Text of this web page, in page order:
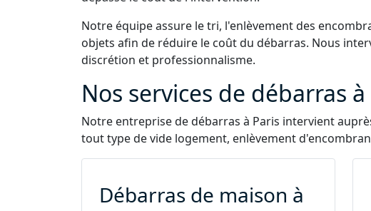
Notre équipe assure le tri, l'enlèvement des
objets afin de réduire le coût du débarras. Nous
discrétion et professionnalisme.
Nos services de débarras à
Notre entreprise de débarras à Paris intervient
tout type de vide logement, enlèvement
Débarras de maison à